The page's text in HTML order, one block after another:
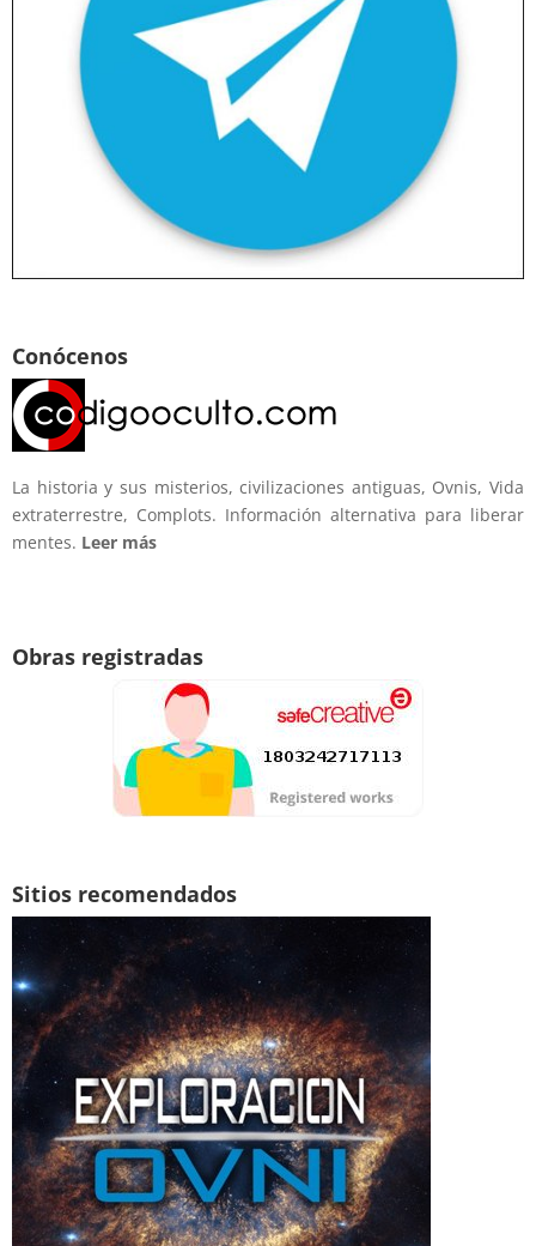
Conócenos
La historia y sus misterios, civilizaciones antiguas, Ovnis, Vida
extraterrestre, Complots. Información alternativa para liberar
mentes. Leer más
Obras registradas
Sitios recomendados